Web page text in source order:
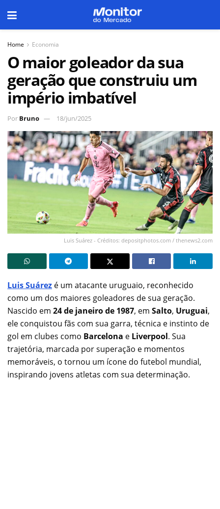
Home Economia
O maior goleador da sua
geração que construiu um
império imbatível
Por Bruno 18/jun/2025
Luis Suárez - Créditos: depositphotos.com / thenews2.com
Luis Suárez é um atacante uruguaio, reconhecido
como um dos maiores goleadores de sua geração.
Nascido em 24 de janeiro de 1987, em Salto, Uruguai,
ele conquistou fãs com sua garra, técnica e instinto de
gol em clubes como Barcelona e Liverpool. Sua
trajetória, marcada por superação e momentos
memoráveis, o tornou um ícone do futebol mundial,
inspirando jovens atletas com sua determinação.